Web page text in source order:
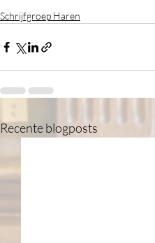
Schrijfgroep Haren
Recente blogposts